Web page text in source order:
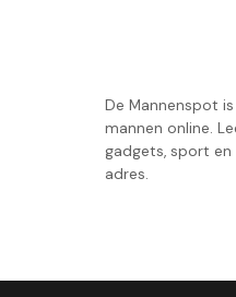
De Mannenspot
mannen online.
gadgets, sport
adres.